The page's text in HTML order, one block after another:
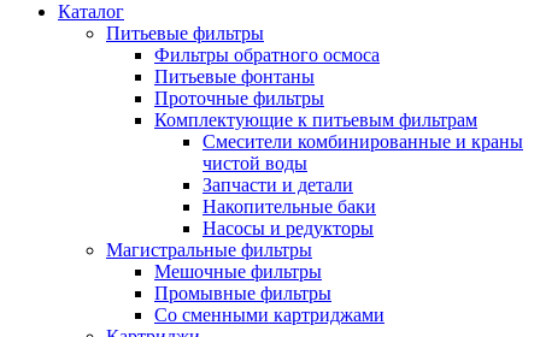
Каталог
Питьевые фильтры
Фильтры обратного осмоса
Питьевые фонтаны
Проточные фильтры
Комплектующие к питьевым фильтрам
Смесители комбинированные и краны
чистой воды
Запчасти и детали
Накопительные баки
Насосы и редукторы
Магистральные фильтры
Мешочные фильтры
Промывные фильтры
Со сменными картриджами